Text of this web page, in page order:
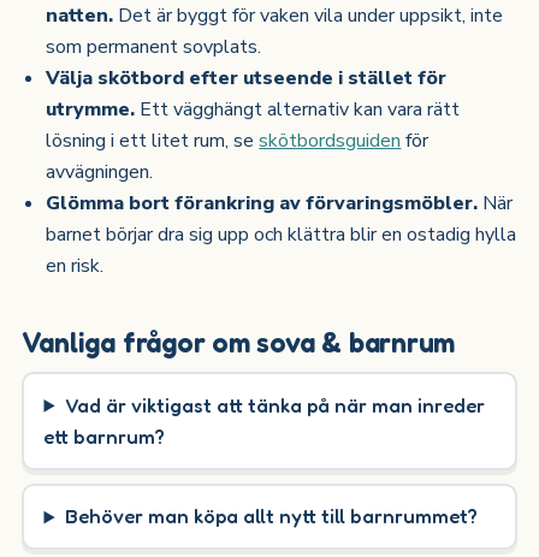
natten. Det är byggt för vaken vila under uppsikt, inte
som permanent sovplats.
Välja skötbord efter utseende i stället för
utrymme. Ett vägghängt alternativ kan vara rätt
lösning i ett litet rum, seskötbordsguiden för
avvägningen.
Glömma bort förankring av förvaringsmöbler. När
barnet börjar dra sig upp och klättra blir en ostadig hylla
en risk.
Vanliga frågor om sova & barnrum
Vad är viktigast att tänka på när man inreder
ett barnrum?
Behöver man köpa allt nytt till barnrummet?